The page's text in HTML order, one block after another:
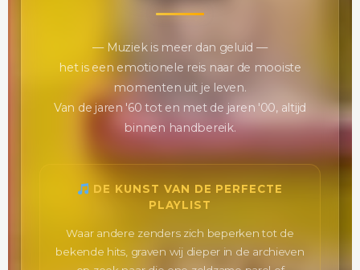
— Muziek is meer dan geluid —
het is een emotionele reis naar de mooiste
momenten uit je leven.
Van de jaren '60 tot en met de jaren '00, altijd
binnen handbereik.
DE KUNST VAN DE PERFECTE
PLAYLIST
Waar andere zenders zich beperken tot de
bekende hits, graven wij dieper in de archieven